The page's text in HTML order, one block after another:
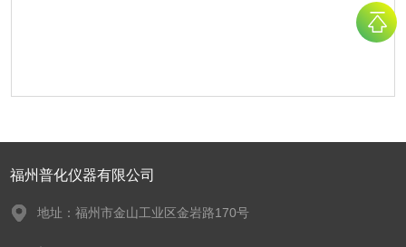
福州普化仪器有限公司
地址：福州市金山工业区金岩路170号